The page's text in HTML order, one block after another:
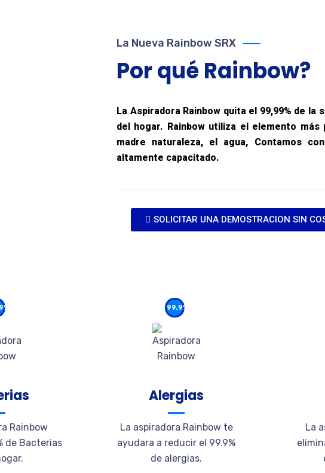
La Nueva Rainbow SRX
Por quéRainbow?
La Aspiradora Rainbow quita el 99,99% de la
del hogar. Rainbow utiliza el elemento
madre naturaleza, el agua, Contamos
altamente capacitado.
SOLICITAR UNA DEMOSTRACION SIN
Rainbow
de Bacterias
99.9%
Alergias
La aspiradora Rainbow te
ayudara a reducir el 99.9%
de alergias.
La